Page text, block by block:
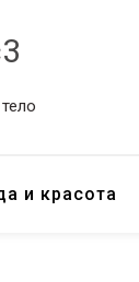
и красота